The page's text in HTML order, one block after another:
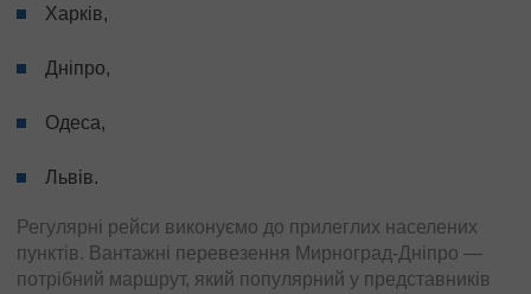
Харків,
Дніпро,
Одеса,
Львів.
Регулярні рейси виконуємо до прилеглих населених
пунктів. Вантажні перевезення Мирноград-Дніпро —
потрібний маршрут, який популярний у представників